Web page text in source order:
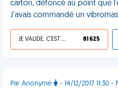
carton, défoncé au point que
J'avais commandé un
JE VALIDE, C'EST UNE VDM 81 625
Par Anonyme - 14/12/2017 11:30 -